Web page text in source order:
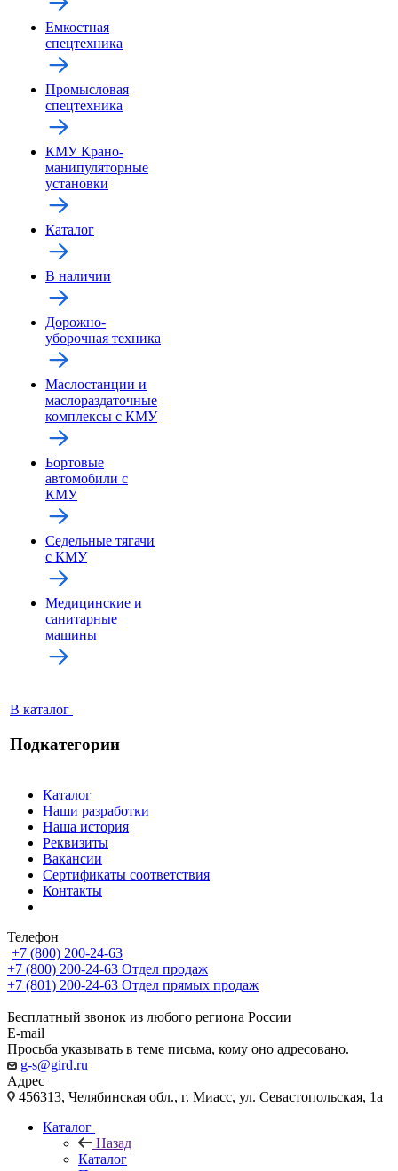
Емкостная
спецтехника
Промысловая
спецтехника
КМУ Крано-
манипуляторные
установки
Каталог
В наличии
Дорожно-
уборочная техника
Маслостанции и
маслораздаточные
комплексы с КМУ
Бортовые
автомобили с
КМУ
Седельные тягачи
с КМУ
Медицинские и
санитарные
машины
В каталог
Подкатегории
Каталог
Наши разработки
Наша история
Реквизиты
Вакансии
Сертификаты соответствия
Контакты
Телефон
+7 (800) 200-24-63
+7 (800) 200-24-63 Отдел продаж
+7 (801) 200-24-63 Отдел прямых продаж
Бесплатный звонок из любого региона России
E-mail
Просьба указывать в теме письма, кому оно адресовано.
g-s@gird.ru
Адрес
456313, Челябинская обл., г. Миасс, ул. Севастопольская, 1а
Каталог
Назад
Каталог